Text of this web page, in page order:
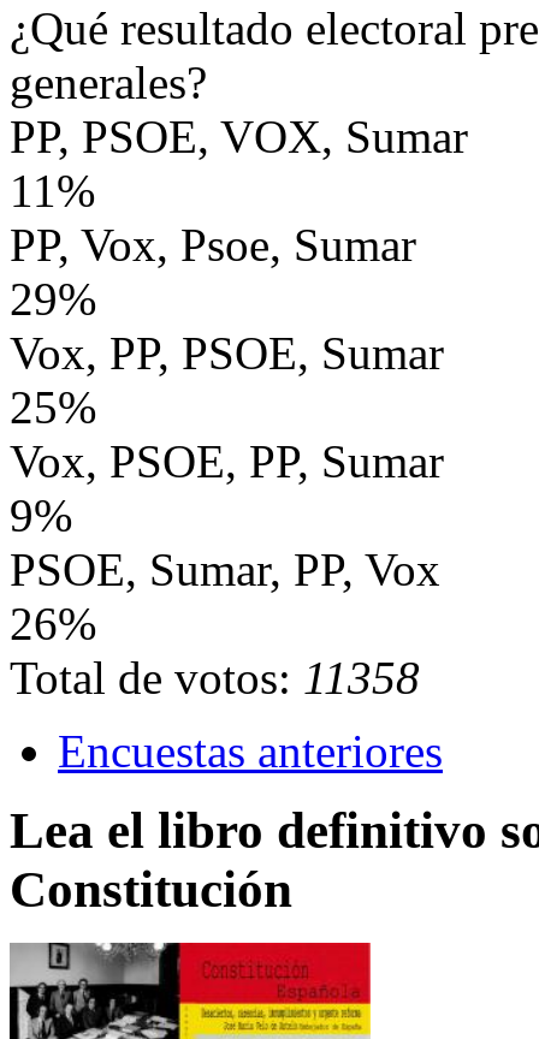
¿Qué resultado electoral
generales?
PP, PSOE, VOX, Sumar
11%
PP, Vox, Psoe, Sumar
29%
Vox, PP, PSOE, Sumar
25%
Vox, PSOE, PP, Sumar
9%
PSOE, Sumar, PP, Vox
26%
Total de votos: 11358
Encuestas anteriores
Lea el libro definitivo
Constitución